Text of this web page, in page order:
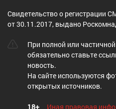
Cвидетельство о регистрации
от 30.11.2017, выдано
При полной или
обязательно ставьте
новость.
На сайте используются
открытых источников.
18+ Иная правовая